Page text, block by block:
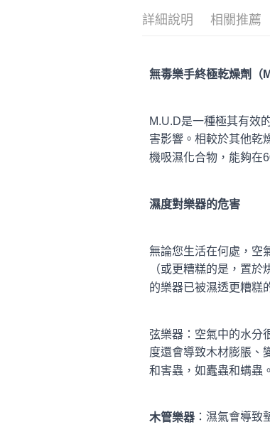
詳細說明 相關推薦
無毒樂手終極乾燥劑（
M.U.D是一種極其有效
害影響。相較於其他乾
機吸濕化合物，能夠在
濕度對樂器的危害
無論您生活在何處，空
（或更糟糕的是，置
的樂器已被濕透更糟糕
弦樂器：空氣中的水分
度還會導致木材膨脹、
和害蟲，如蠹蟲和螨蟲。
木管樂器 ：濕氣會導致